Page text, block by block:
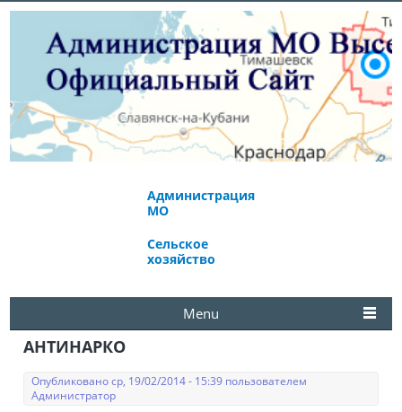
Администрация
МО
Сельское
хозяйство
Menu
АНТИНАРКО
Опубликовано ср, 19/02/2014 - 15:39 пользователем
Администратор